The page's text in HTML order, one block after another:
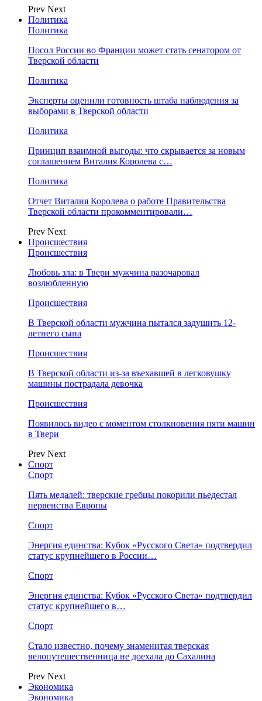
Prev Next
Политика
Политика
Посол России во Франции может стать сенатором от
Тверской области
Политика
Эксперты оценили готовность штаба наблюдения за
выборами в Тверской области
Политика
Принцип взаимной выгоды: что скрывается за новым
соглашением Виталия Королева с…
Политика
Отчет Виталия Королева о работе Правительства
Тверской области прокомментировали…
Prev Next
Происшествия
Происшествия
Любовь зла: в Твери мужчина разочаровал
возлюбленную
Происшествия
В Тверской области мужчина пытался задушить 12-
летнего сына
Происшествия
В Тверской области из-за въехавшей в легковушку
машины пострадала девочка
Происшествия
Появилось видео с моментом столкновения пяти машин
в Твери
Prev Next
Спорт
Спорт
Пять медалей: тверские гребцы покорили пьедестал
первенства Европы
Спорт
Энергия единства: Кубок «Русского Света» подтвердил
статус крупнейшего в России…
Спорт
Энергия единства: Кубок «Русского Света» подтвердил
статус крупнейшего в…
Спорт
Стало известно, почему знаменитая тверская
велопутешественница не доехала до Сахалина
Prev Next
Экономика
Экономика